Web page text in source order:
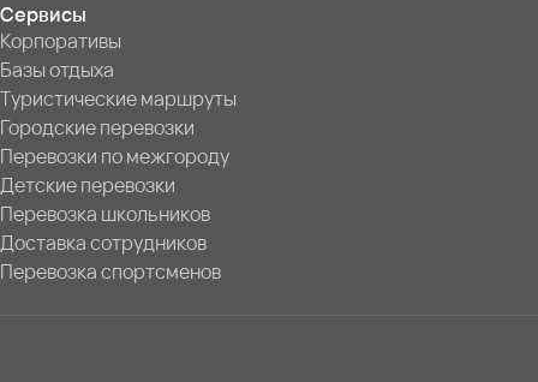
Сервисы
Корпоративы
Базы отдыха
Туристические маршруты
Городские перевозки
Перевозки по межгороду
Детские перевозки
Перевозка школьников
Доставка сотрудников
Перевозка спортсменов